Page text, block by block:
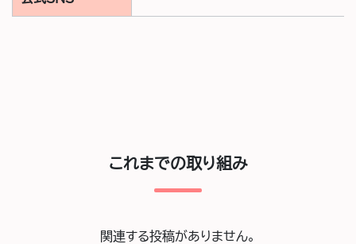
これまでの取り組み
関連する投稿がありません。